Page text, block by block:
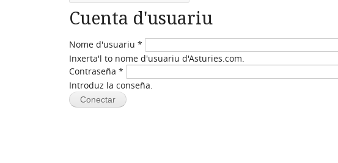
Cuenta d'usuariu
Nome d'usuariu *
Inxerta'l to nome d'usuariu d'Asturies.com.
Contraseña *
Introduz la conseña.